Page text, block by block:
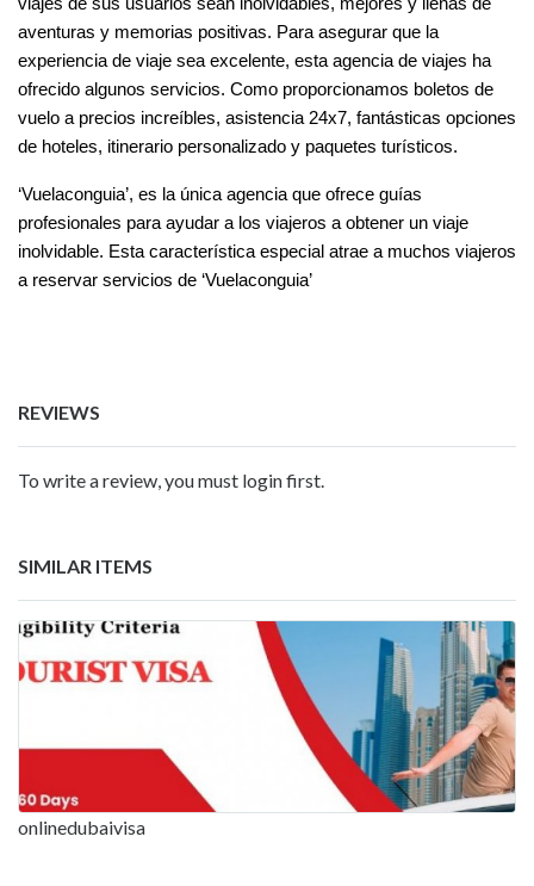
aventuras y memorias positivas. Para asegurar que la
experiencia de viaje sea excelente, esta agencia de viajes ha
ofrecido algunos servicios. Como proporcionamos boletos de
vuelo a precios increíbles, asistencia 24x7, fantásticas opciones
de hoteles, itinerario personalizado y paquetes turísticos.
‘Vuelaconguia’, es la única agencia que ofrece guías
profesionales para ayudar a los viajeros a obtener un viaje
inolvidable. Esta característica especial atrae a muchos viajeros
a reservar servicios de ‘Vuelaconguia’
REVIEWS
To write a review, you must login first.
SIMILAR ITEMS
onlinedubaivisa